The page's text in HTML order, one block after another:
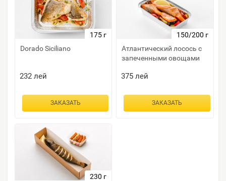
175 г
Dorado Siciliano
232лей
ЗАКАЗАТЬ
150/200 г
Атлантический лосось с
запеченными овощами
375лей
ЗАКАЗАТЬ
230 г